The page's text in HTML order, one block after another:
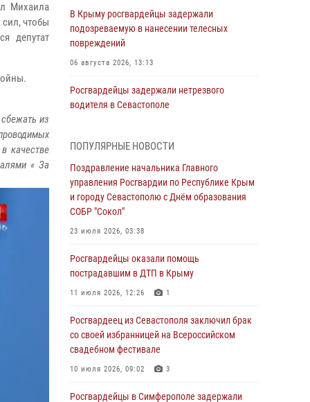
Михаила
чтобы
депутат
из
качестве
« За
В Крыму росгвардейцы задержали
подозреваемую в нанесении телесных
повреждений
06 августа 2026, 13:13
Росгвардейцы задержали нетрезвого
водителя в Севастополе
Росгвардейцы в Севастополе дважды
задержали крымчанина при попытке кражи
04 августа 2026, 12:52
В Симферополе сотрудники Росгвардии
задержали нетрезвого мужчину
Росгвардия в Крыму и Севастополе
задержала ряд правонарушителей
В Симферополе росгвардейцы задержали
гражданина, подозреваемого в совершении
серии краж
ПОПУЛЯРНЫЕ НОВОСТИ
Поздравление начальника Главного
управления Росгвардии по Республике Крым
и городу Севастополю с Днём образования
СОБР "Сокол"
23 июля 2026, 03:38
Росгвардейцы оказали помощь
пострадавшим в ДТП в Крыму
11 июля 2026, 12:26 1
Росгвардеец из Севастополя заключил брак
со своей избранницей на Всероссийском
свадебном фестивале
10 июля 2026, 09:02 3
Росгвардейцы в Симферополе задержали